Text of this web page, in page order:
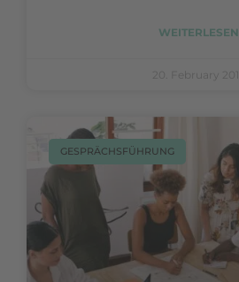
WEITERLESEN
20. February 2017
GESPRÄCHSFÜHRUNG